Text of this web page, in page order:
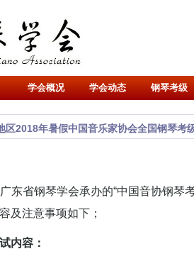
学会概况 学会动态 钢琴考级
区2018年暑假中国音乐家协会全国钢琴考
东省钢琴学会承办的“中国音协钢琴
及注意事项如下；
内容：